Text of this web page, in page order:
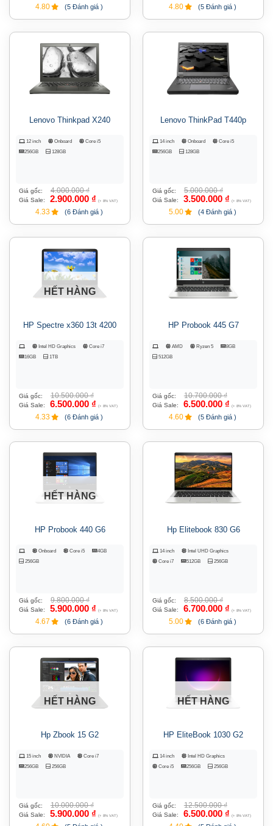
4.80 (5 Đánh giá ) 4.80 (5 Đánh giá )
Lenovo Thinkpad X240
12 inch Onboard
Core i5
256GB
128GB
Giá gốc: 4.000.000₫
Giá Sale: 2.900.000 ₫ (+ 8% VAT)
4.33 (6 Đánh giá )
Lenovo ThinkPad T440p
14 inch Onboard
Core i5
256GB
128GB
Giá gốc: 5.000.000₫
Giá Sale: 3.500.000 ₫ (+ 8% VAT)
5.00 (4 Đánh giá )
HẾT HÀNG
HP Spectre x360 13t 4200
Intel HD Graphics
Core i7
16GB
1TB
Giá gốc: 10.500.000₫
Giá Sale: 6.500.000 ₫ (+ 8% VAT)
4.33 (6 Đánh giá )
HP Probook 445 G7
AMD Ryzen 5
8GB
512GB
Giá gốc: 10.700.000₫
Giá Sale: 6.500.000 ₫ (+ 8% VAT)
4.60 (5 Đánh giá )
HẾT HÀNG
HP Probook 440 G6
Onboard Core i5
4GB
256GB
Giá gốc: 9.800.000₫
Giá Sale: 5.900.000 ₫ (+ 8% VAT)
4.67 (6 Đánh giá )
Hp Elitebook 830 G6
14 inch
Intel UHD Graphics
Core i7
512GB 256GB
Giá gốc: 8.500.000₫
Giá Sale: 6.700.000 ₫ (+ 8% VAT)
5.00 (6 Đánh giá )
HẾT HÀNG
Hp Zbook 15 G2
15 inch NVIDIA
Core i7
256GB
256GB
Giá gốc: 10.000.000₫
Giá Sale: 5.900.000 ₫ (+ 8% VAT)
HẾT HÀNG
HP EliteBook 1030 G2
14 inch
Intel HD Graphics
Core i5
256GB 256GB
Giá gốc: 12.500.000₫
Giá Sale: 6.500.000 ₫ (+ 8% VAT)